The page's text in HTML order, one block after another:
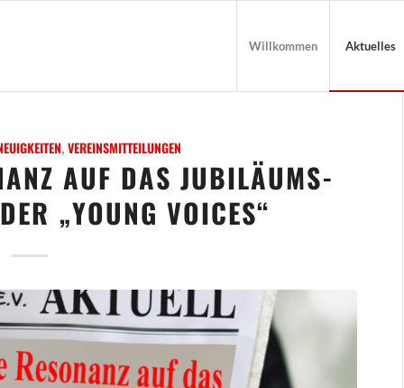
Willkommen Aktuelles
,VEREINSMITTEILUNGEN
AUF DAS JUBILÄUMS-
„YOUNG VOICES“